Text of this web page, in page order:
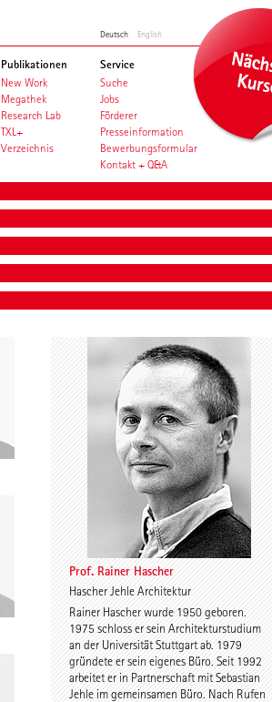
Deutsch English
Publikationen
New Work
Megathek
Research Lab
TXL+
Verzeichnis
Service
Suche
Jobs
Förderer
Presseinformation
Bewerbungsformular
Kontakt + Q&A
Charles Renfro
Chris van Duijn
Prof. Anne-Julchen
Bernhardt
Prof. Rainer Hascher
Hascher Jehle Architektur
Rainer Hascher wurde 1950 geboren.
1975 schloss er sein Architekturstudium
an der Universität Stuttgart ab. 1979
gründete er sein eigenes Büro. Seit 1992
arbeitet er in Partnerschaft mit Sebastian
Jehle im gemeinsamen Büro. Nach Rufen